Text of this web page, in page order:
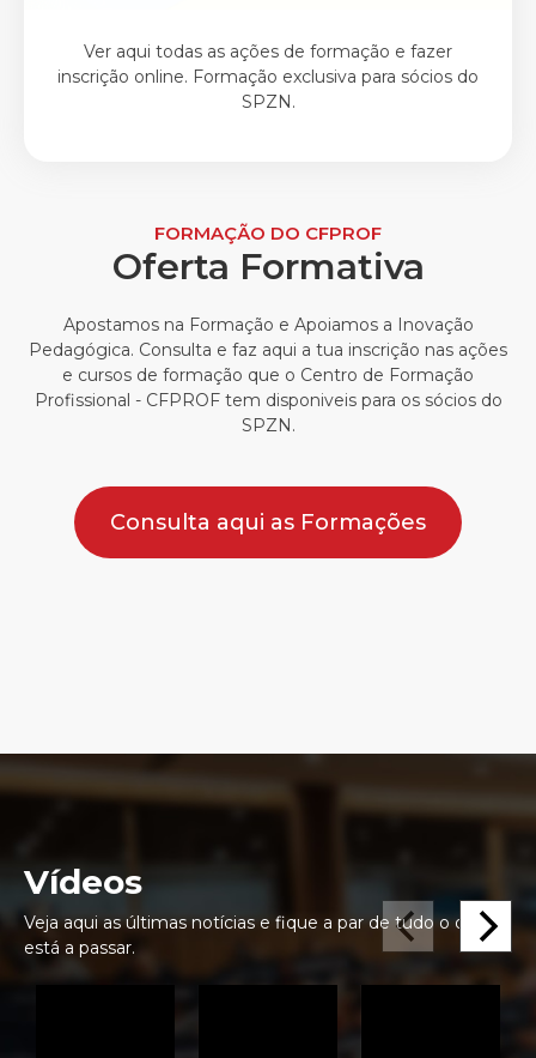
Ver aqui todas as ações de formação e fazer
inscrição online. Formação exclusiva para sócios do
SPZN.
FORMAÇÃO DO CFPROF
Oferta Formativa
Apostamos na Formação e Apoiamos a Inovação
Pedagógica. Consulta e faz aqui a tua inscrição nas ações
e cursos de formação que o Centro de Formação
Profissional - CFPROF tem disponiveis para os sócios do
SPZN.
Consulta aqui as Formações
Vídeos
Veja aqui as últimas notícias e fique a par de tudo o que se
está a passar.